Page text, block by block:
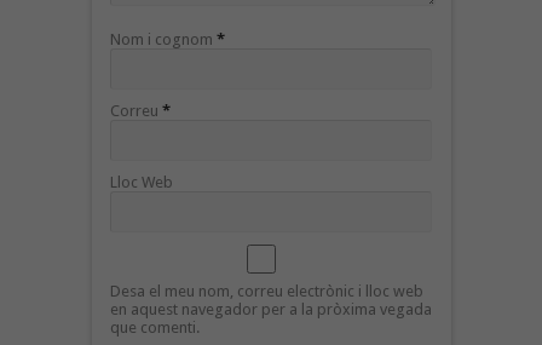
Nom i cognom *
Correu *
Lloc Web
Desa el meu nom, correu electrònic i lloc web
en aquest navegador per a la pròxima vegada
que comenti.